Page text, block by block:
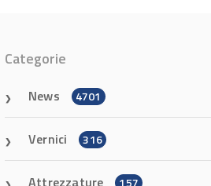
Categorie
News 4701
Vernici 316
157